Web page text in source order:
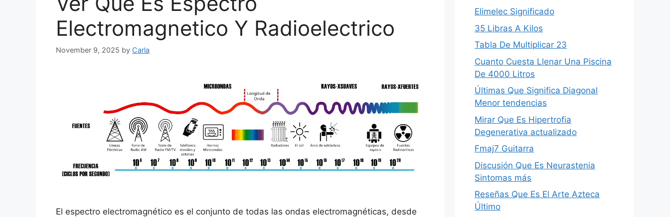
Electromagnetico Y Radioelectrico
November 9, 2025 by Carla
El espectro electromagnético es el conjunto de todas las ondas electromagnéticas, desde
Elimelec Significado
35 Libras A Kilos
Tabla De Multiplicar 23
Cuanto Cuesta Llenar Una Piscina
De 4000 Litros
Últimas Que Significa Diagonal
Menor tendencias
Mirar Que Es Hipertrofia
Degenerativa actualizado
Fmaj7 Guitarra
Discusión Que Es Neurastenia
Sintomas más
Reseñas Que Es El Arte Azteca
Último